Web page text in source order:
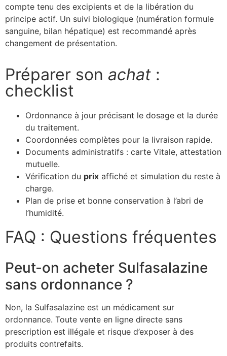
compte tenu des excipients et de la libération du
principe actif. Un suivi biologique (numération formule
sanguine, bilan hépatique) est recommandé après
changement de présentation.
Préparer son achat :
checklist
Ordonnance à jour précisant le dosage et la durée
du traitement.
Coordonnées complètes pour la livraison rapide.
Documents administratifs : carte Vitale, attestation
mutuelle.
Vérification du prix affiché et simulation du reste à
charge.
Plan de prise et bonne conservation à l’abri de
l’humidité.
FAQ : Questions fréquentes
Peut-on acheter Sulfasalazine
sans ordonnance ?
Non, la Sulfasalazine est un médicament sur
ordonnance. Toute vente en ligne directe sans
prescription est illégale et risque d’exposer à des
produits contrefaits.